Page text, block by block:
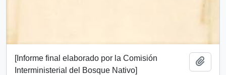
[Informe final elaborado por la Comisión
Interministerial del Bosque Nativo]